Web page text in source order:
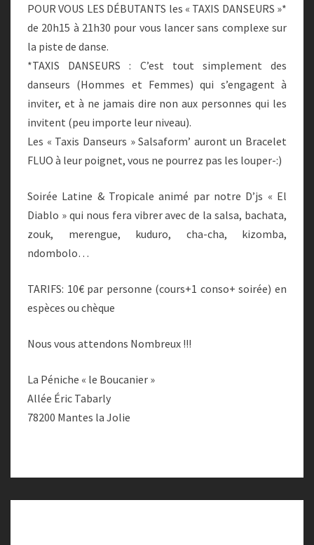
POUR VOUS LES DÉBUTANTS les « TAXIS DANSEURS »*
de 20h15 à 21h30 pour vous lancer sans complexe sur
la piste de danse.
*TAXIS DANSEURS : C’est tout simplement des
danseurs (Hommes et Femmes) qui s’engagent à
inviter, et à ne jamais dire non aux personnes qui les
invitent (peu importe leur niveau).
Les « Taxis Danseurs » Salsaform’ auront un Bracelet
FLUO à leur poignet, vous ne pourrez pas les louper-:)
Soirée Latine & Tropicale animé par notre D’js « El
Diablo » qui nous fera vibrer avec de la salsa, bachata,
zouk, merengue, kuduro, cha-cha, kizomba,
ndombolo…
TARIFS: 10€ par personne (cours+1 conso+ soirée) en
espèces ou chèque
Nous vous attendons Nombreux !!!
La Péniche « le Boucanier »
Allée Éric Tabarly
78200 Mantes la Jolie